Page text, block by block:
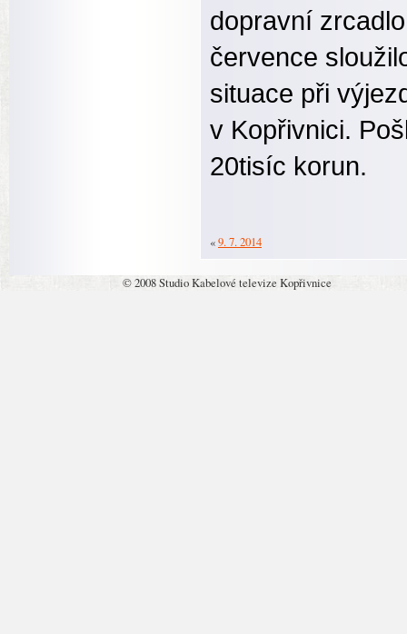
dopravní
července
situace při
v Kopřivnici.
20tisíc korun.
«9. 7. 2014
© 2008 Studio Kabelové televize Kopřivnice